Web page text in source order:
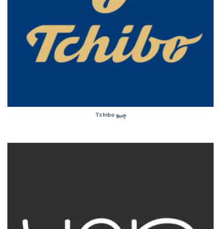
چیبو Tchibo